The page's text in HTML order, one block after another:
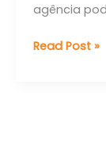
agência
Read Post »